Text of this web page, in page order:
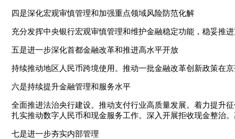
四是深化宏观审慎管理和加强重点领域风险防范化解
充分发挥中央银行宏观审慎管理和维护金融稳定功能，稳妥推
五是进一步深化首都金融改革和推进高水平开放
持续推动地区人民币跨境使用。推动一批金融改革创新政策在
六是持续提升金融管理和服务水平
全面推进法治央行建设。推动支付行业高质量发展。着力提升
扎实推动数字人民币和现金服务工作。深入开展拒收现金整治
七是进一步夯实内部管理